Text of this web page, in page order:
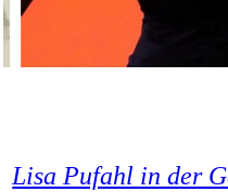
Lisa Pufahl in der